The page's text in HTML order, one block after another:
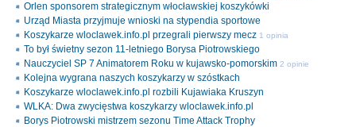
Orlen sponsorem strategicznym włocławskiej koszykówki
Urząd Miasta przyjmuje wnioski na stypendia sportowe
Koszykarze wloclawek.info.pl przegrali pierwszy mecz 1 opinia
To był świetny sezon 11-letniego Borysa Piotrowskiego
Nauczyciel SP 7 Animatorem Roku w kujawsko-pomorskim 2 opinie
Kolejna wygrana naszych koszykarzy w szóstkach
Koszykarze wloclawek.info.pl rozbili Kujawiaka Kruszyn
WLKA: Dwa zwycięstwa koszykarzy wloclawek.info.pl
Borys Piotrowski mistrzem sezonu Time Attack Trophy